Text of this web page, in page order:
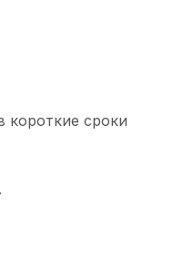
короткие сроки